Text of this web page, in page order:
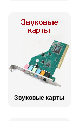
Звуковые карты